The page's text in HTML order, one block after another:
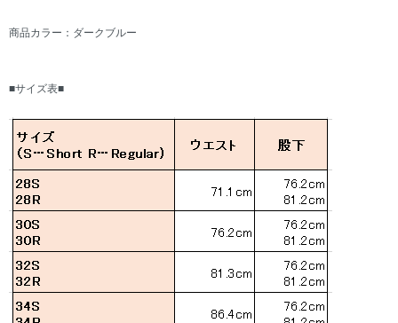
商品カラー：ダークブルー
■サイズ表■